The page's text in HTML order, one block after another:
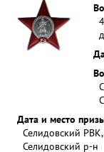
Дата и место
Селидовский
Селидовский р-н